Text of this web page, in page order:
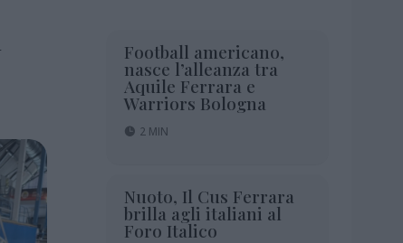
Football americano,
nasce l’alleanza tra
Aquile Ferrara e
Warriors Bologna
2 MIN
Nuoto, Il Cus Ferrara
brilla agli italiani al
Foro Italico